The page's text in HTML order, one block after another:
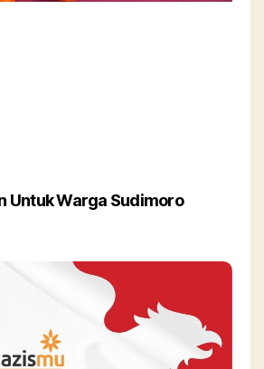
Untuk Warga Sudimoro